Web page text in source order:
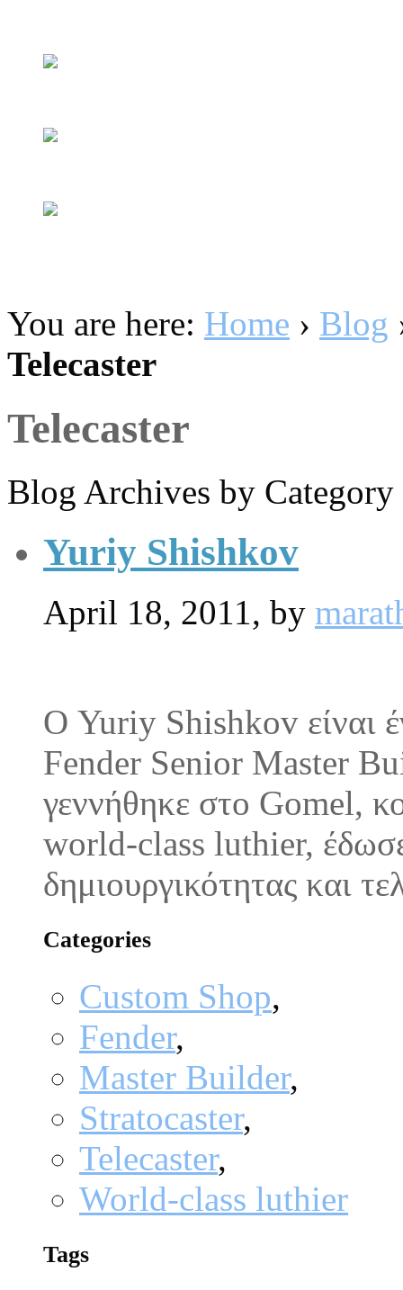
You are here: Home › Blog
Telecaster
Telecaster
Blog Archives by Category
Yuriy Shishkov
April 18, 2011, by
Ο Yuriy Shishkov είναι
Fender Senior Master
γεννήθηκε στο Gomel,
world-class luthier,
δημιουργικότητας και
Categories
Custom Shop,
Fender,
Master Builder,
Stratocaster,
Telecaster,
World-class luthier
Tags